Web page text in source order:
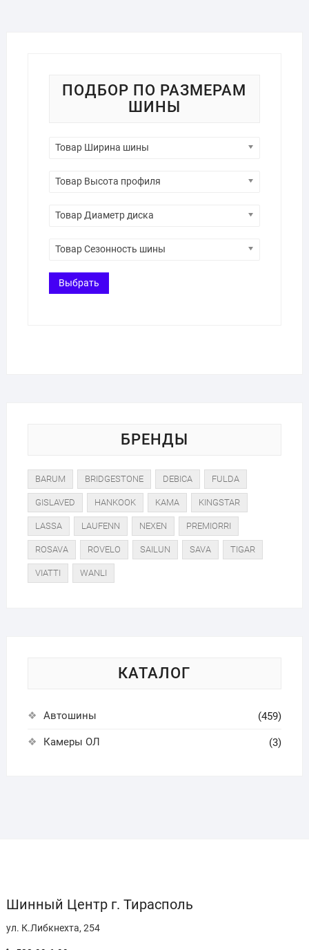
ПОДБОР ПО РАЗМЕРАМ
ШИНЫ
Товар Ширина шины
Товар Высота профиля
Товар Диаметр диска
Товар Сезонность шины
Выбрать
БРЕНДЫ
BARUM BRIDGESTONE DEBICA FULDA
GISLAVED HANKOOK KAMA KINGSTAR
LASSA LAUFENN NEXEN PREMIORRI
ROSAVA ROVELO SAILUN SAVA TIGAR
VIATTI WANLI
КАТАЛОГ
Автошины (459)
Камеры ОЛ (3)
Шинный Центр г. Тирасполь
ул. К.Либкнехта, 254